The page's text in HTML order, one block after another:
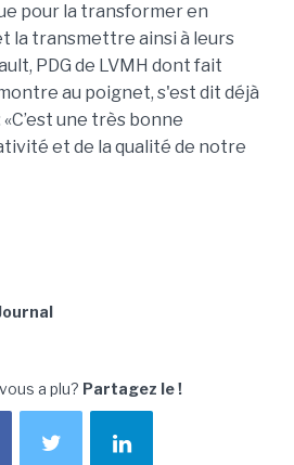
pour la transformer en
la transmettre ainsi à leurs
PDG de LVMH dont fait
au poignet, s'est dit déjà
une très bonne
et de la qualité de notre
a plu? Partagez le !